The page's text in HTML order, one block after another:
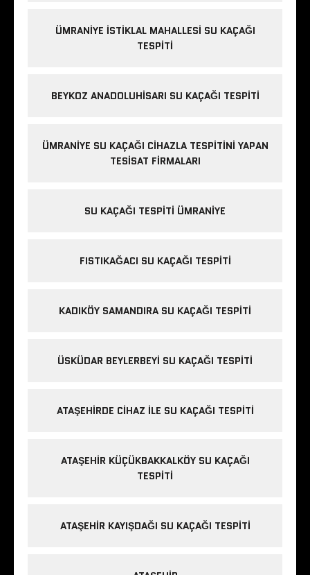
ÜMRANIYE İSTIKLAL MAHALLESI SU KAÇAĞI
TESPITI
BEYKOZ ANADOLUHISARI SU KAÇAĞI TESPITI
ÜMRANIYE SU KAÇAĞI CIHAZLA TESPITINI YAPAN
TESISAT FIRMALARI
SU KAÇAĞI TESPITI ÜMRANIYE
FISTIKAĞACI SU KAÇAĞI TESPITI
KADIKÖY SAMANDIRA SU KAÇAĞI TESPITI
ÜSKÜDAR BEYLERBEYI SU KAÇAĞI TESPITI
ATAŞEHIRDE CIHAZ ILE SU KAÇAĞI TESPITI
ATAŞEHIR KÜÇÜKBAKKALKÖY SU KAÇAĞI
TESPITI
ATAŞEHIR KAYIŞDAĞI SU KAÇAĞI TESPITI